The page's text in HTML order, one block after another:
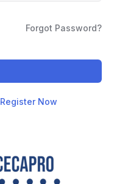
Forgot Password?
Register Now